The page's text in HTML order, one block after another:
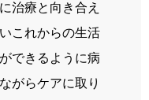
治療と向き合え
これからの生活
できるように病
がらケアに取り